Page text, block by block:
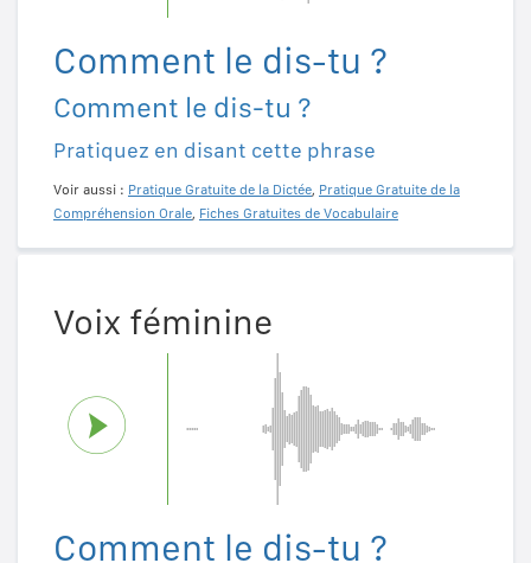
Comment le dis-tu ?
Comment le dis-tu ?
Pratiquez en disant cette phrase
Voir aussi : Pratique Gratuite de la Dictée, Pratique Gratuite de la
Compréhension Orale, Fiches Gratuites de Vocabulaire
Voix féminine
Comment le dis-tu ?